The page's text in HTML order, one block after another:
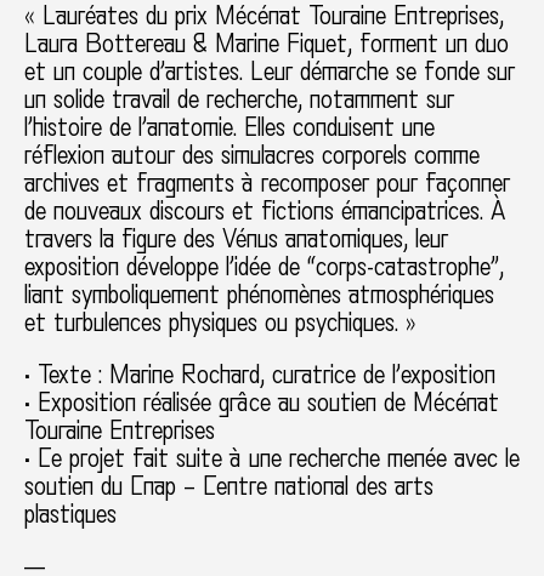
« Lauréates du prix Mécénat Touraine Entreprises,
Laura Bottereau & Marine Fiquet, forment un duo
et un couple d’artistes. Leur démarche se fonde sur
un solide travail de recherche, notamment sur
l’histoire de l’anatomie. Elles conduisent une
réflexion autour des simulacres corporels comme
archives et fragments à recomposer pour façonner
de nouveaux discours et fictions émancipatrices. À
travers la figure des Vénus anatomiques, leur
exposition développe l’idée de “corps-catastrophe”,
liant symboliquement phénomènes atmosphériques
et turbulences physiques ou psychiques. »
• Texte : Marine Rochard, curatrice de l’exposition
• Exposition réalisée grâce au soutien de Mécénat
Touraine Entreprises
• Ce projet fait suite à une recherche menée avec le
soutien du Cnap – Centre national des arts
plastiques
—